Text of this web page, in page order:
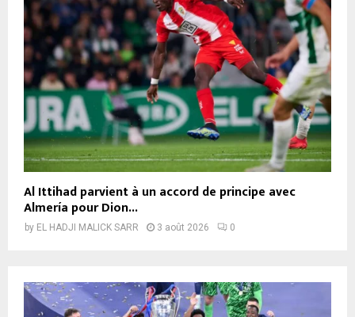
Al Ittihad parvient à un accord de principe avec
Almería pour Dion...
by EL HADJI MALICK SARR 3 août 2026 0